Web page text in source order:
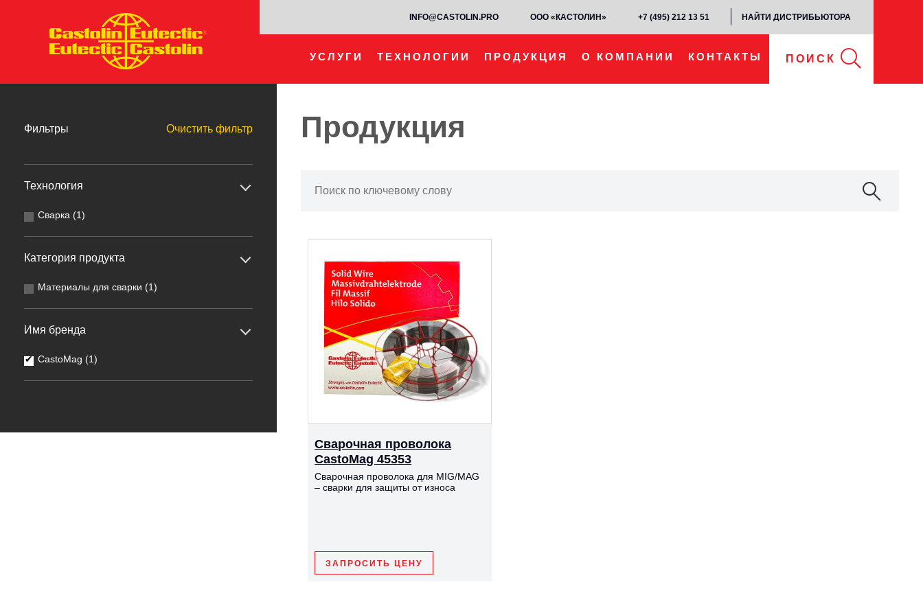
НАЙТИ ДИСТРИБЬЮТОРА
+7 (495) 212 13 51​
ООО «КАСТОЛИН»
INFO@CASTOLIN.PRO
ПОИСК
КОНТАКТЫ
О КОМПАНИИ
ПРОДУКЦИЯ
ТЕХНОЛОГИИ
УСЛУГИ
Фильтры Очистить фильтр
Технология
Сварка (1)
Категория продукта
Материалы для сварки (1)
Имя бренда
CastoMag (1)
Продукция
Сварочная проволока
CastoMag 45353
Сварочная проволока для MIG/MAG
– сварки для защиты от износа
ЗАПРОСИТЬ ЦЕНУ